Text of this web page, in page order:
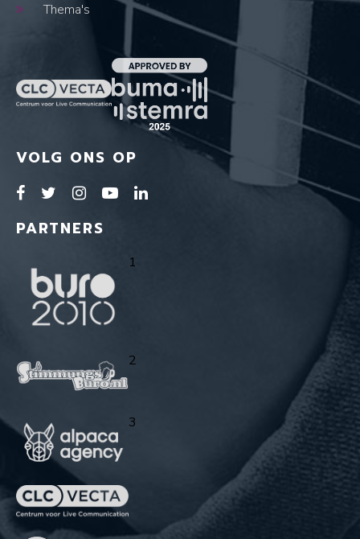
Thema's
VOLG ONS OP
PARTNERS
1
2
3